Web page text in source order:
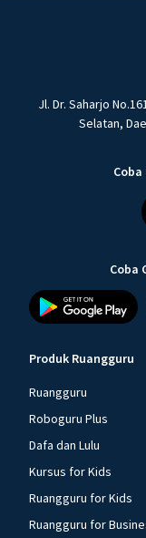
Jl. Dr. Saharjo
Selatan,
Coba
Coba
Produk Ruangguru
Ruangguru
Roboguru Plus
Dafa dan Lulu
Kursus for Kids
Ruangguru for Kids
Ruangguru for